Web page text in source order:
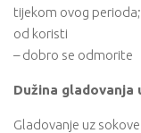
tijekom ovog
od koristi
– dobro se odmorite
Dužina gladovanja
Gladovanje uz